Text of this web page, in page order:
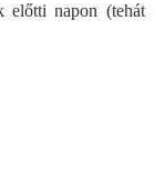
előtti napon (tehát